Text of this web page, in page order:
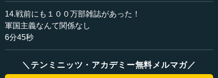
14.戦前にも１００万部雑誌があった！
軍国主義なんて関係なし
6分45秒
＼テンミニッツ・アカデミー無料メルマガ／